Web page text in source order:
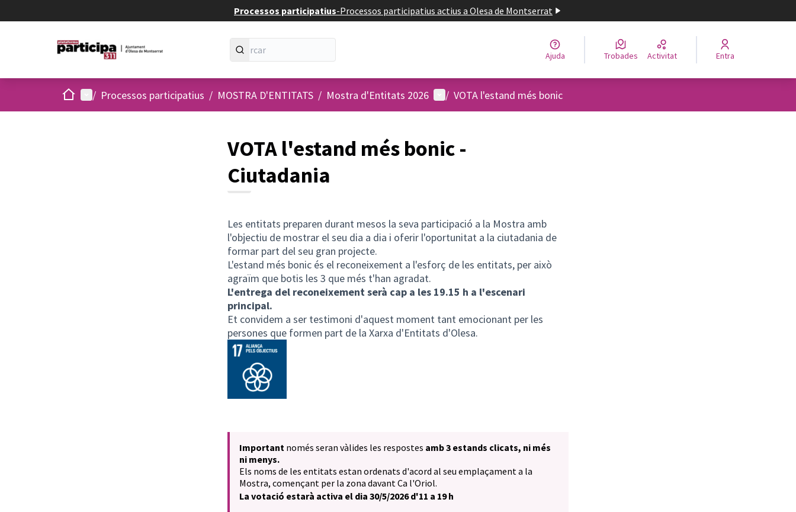
Processos participatius-Processos participatius actius a Olesa de Montserrat
Ajuda Trobades Activitat Entra
Inici Menú principal
/ Processos participatius / MOSTRA D'ENTITATS / Mostra d'Entitats 2026 Menú d'usuari
/ VOTA l'estand més bonic
VOTA l'estand més bonic -
Ciutadania
Les entitats preparen durant mesos la seva participació a la Mostra amb
l'objectiu de mostrar el seu dia a dia i oferir l'oportunitat a la ciutadania de
formar part del seu gran projecte.
L'estand més bonic és el reconeixement a l'esforç de les entitats, per això
agraïm que botis les 3 que més t'han agradat.
L'entrega del reconeixement serà cap a les 19.15 h a l'escenari
principal.
Et convidem a ser testimoni d'aquest moment tant emocionant per les
persones que formen part de la Xarxa d'Entitats d'Olesa.
Important només seran vàlides les respostes amb 3 estands clicats, ni més
ni menys.
Els noms de les entitats estan ordenats d'acord al seu emplaçament a la
Mostra, començant per la zona davant Ca l'Oriol.
La votació estarà activa el dia 30/5/2026 d'11 a 19 h